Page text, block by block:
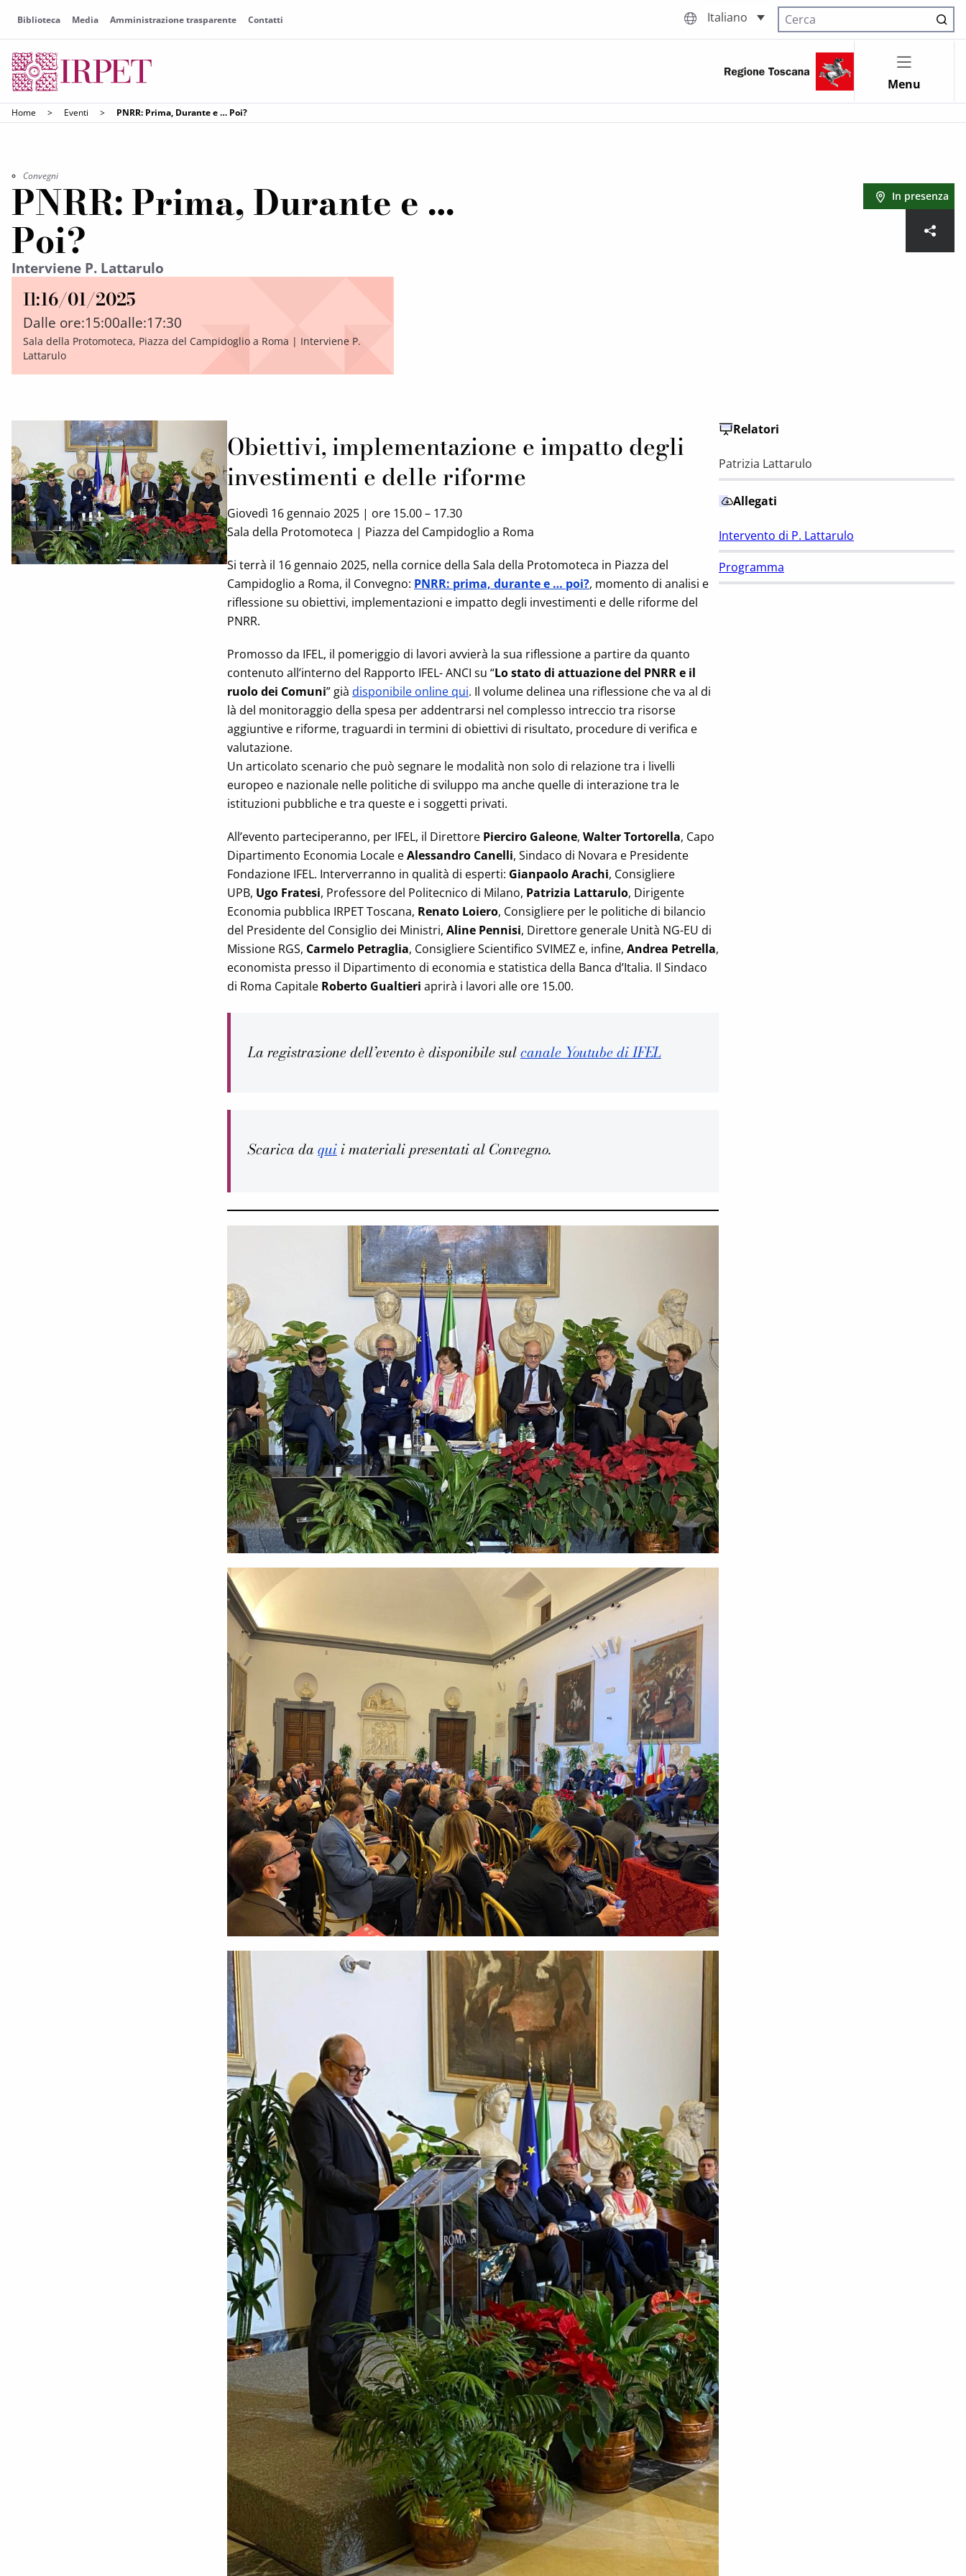
Biblioteca Media Amministrazione trasparente Contatti Italiano
Cerca nel sito
Menu
Home > Eventi > PNRR: Prima, Durante e … Poi?
Convegni
PNRR: Prima, Durante e …
Poi?
Interviene P. Lattarulo
In presenza
Il:16/01/2025
Dalle ore:15:00alle:17:30
Sala della Protomoteca, Piazza del Campidoglio a Roma | Interviene P.
Lattarulo
Obiettivi, implementazione e impatto degli
investimenti e delle riforme
Giovedì 16 gennaio 2025 | ore 15.00 – 17.30
Sala della Protomoteca | Piazza del Campidoglio a Roma
Si terrà il 16 gennaio 2025, nella cornice della Sala della Protomoteca in Piazza del
Campidoglio a Roma, il Convegno: PNRR: prima, durante e … poi?, momento di analisi e
riflessione su obiettivi, implementazioni e impatto degli investimenti e delle riforme del
PNRR.
Promosso da IFEL, il pomeriggio di lavori avvierà la sua riflessione a partire da quanto
contenuto all’interno del Rapporto IFEL- ANCI su “Lo stato di attuazione del PNRR e il
ruolo dei Comuni” già disponibile online qui. Il volume delinea una riflessione che va al di
là del monitoraggio della spesa per addentrarsi nel complesso intreccio tra risorse
aggiuntive e riforme, traguardi in termini di obiettivi di risultato, procedure di verifica e
valutazione.
Un articolato scenario che può segnare le modalità non solo di relazione tra i livelli
europeo e nazionale nelle politiche di sviluppo ma anche quelle di interazione tra le
istituzioni pubbliche e tra queste e i soggetti privati.
All’evento parteciperanno, per IFEL, il Direttore Pierciro Galeone, Walter Tortorella, Capo
Dipartimento Economia Locale eAlessandro Canelli, Sindaco di Novara e Presidente
Fondazione IFEL. Interverranno in qualità di esperti: Gianpaolo Arachi, Consigliere
UPB, Ugo Fratesi, Professore del Politecnico di Milano, Patrizia Lattarulo, Dirigente
Economia pubblica IRPET Toscana, Renato Loiero, Consigliere per le politiche di bilancio
del Presidente del Consiglio dei Ministri, Aline Pennisi, Direttore generale Unità NG-EU di
Missione RGS, Carmelo Petraglia, Consigliere Scientifico SVIMEZ e, infine, Andrea Petrella,
economista presso il Dipartimento di economia e statistica della Banca d’Italia. Il Sindaco
di Roma Capitale Roberto Gualtieri aprirà i lavori alle ore 15.00.
La registrazione dell’evento è disponibile sulcanale Youtube di IFEL
Scarica da quii materiali presentati al Convegno.
Relatori
Patrizia Lattarulo
Allegati
Intervento di P. Lattarulo
Programma